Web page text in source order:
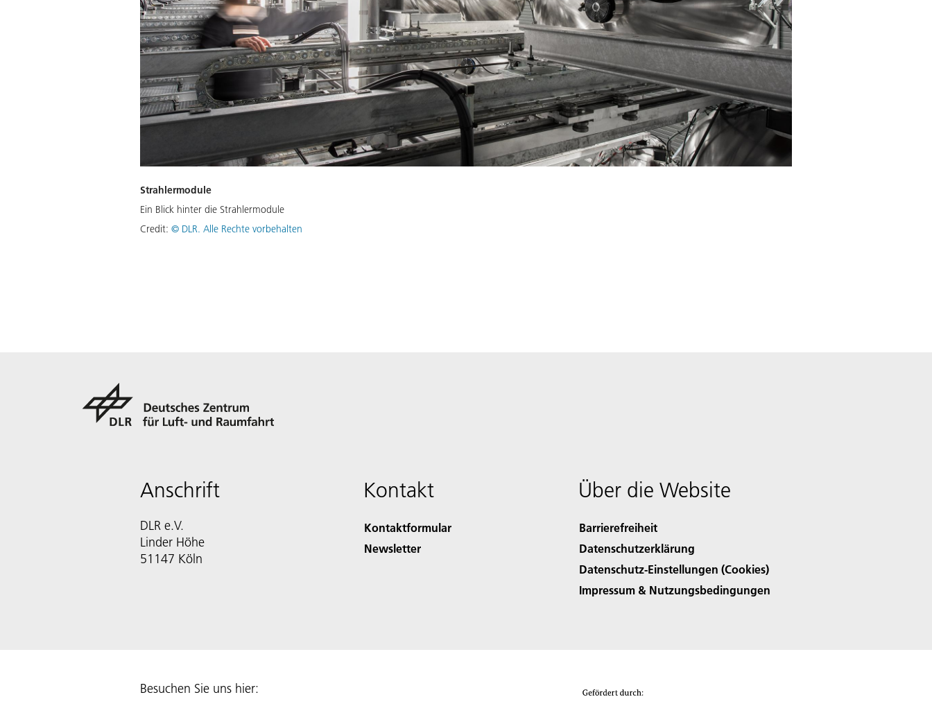
Strahlermodule
Ein Blick hinter die Strahlermodule
Credit: © DLR. Alle Rechte vorbehalten
Anschrift
DLR e.V.
Linder Höhe
51147 Köln
Kontakt
Kontaktformular
Newsletter
Über die Website
Barrierefreiheit
Datenschutzerklärung
Datenschutz-Einstellungen (Cookies)
Impressum & Nutzungsbedingungen
Besuchen Sie uns hier: